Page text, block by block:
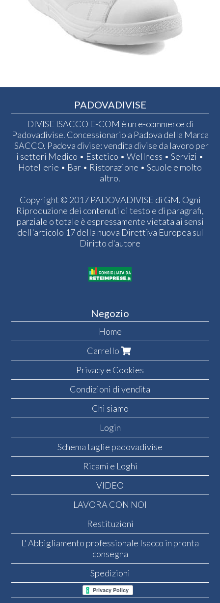
PADOVADIVISE
DIVISE ISACCO E-COM è un e-commerce di
Padovadivise. Concessionario a Padova della Marca
ISACCO. Padova divise: vendita divise da lavoro per
i settori Medico • Estetico • Wellness • Servizi •
Hotellerie • Bar • Ristorazione • Scuole e molto
altro.
Copyright © 2017 PADOVADIVISE di GM. Ogni
Riproduzione dei contenuti di testo e di paragrafi,
parziale o totale è espressamente vietata ai sensi
dell'articolo 17 della nuova Direttiva Europea sul
Diritto d'autore
Negozio
Home
Carrello
Privacy e Cookies
Condizioni di vendita
Chi siamo
Login
Schema taglie padovadivise
Ricami e Loghi
VIDEO
LAVORA CON NOI
Restituzioni
L' Abbigliamento professionale Isacco in pronta
consegna
Spedizioni